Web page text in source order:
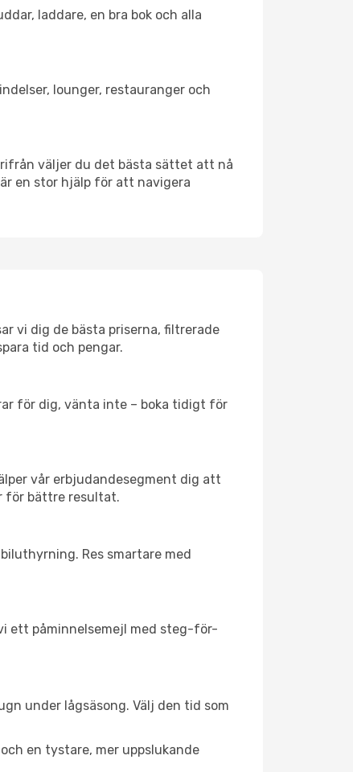
laddare, en bra bok och alla
lounger, restauranger och
väljer du det bästa sättet att nå
en stor hjälp för att navigera
vi dig de bästa priserna, filtrerade
tid och pengar.
för dig, vänta inte – boka tidigt för
vår erbjudandesegment dig att
för bättre resultat.
Res smartare med
ett påminnelsemejl med steg-för-
under lågsäsong. Välj den tid som
en tystare, mer uppslukande